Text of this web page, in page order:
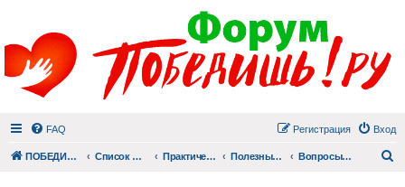
FAQ Вход
Регистрация
ПОБЕДИШЬ.РУ Список форумов Практический раздел Полезные материалы Вопросы взаимоотношений